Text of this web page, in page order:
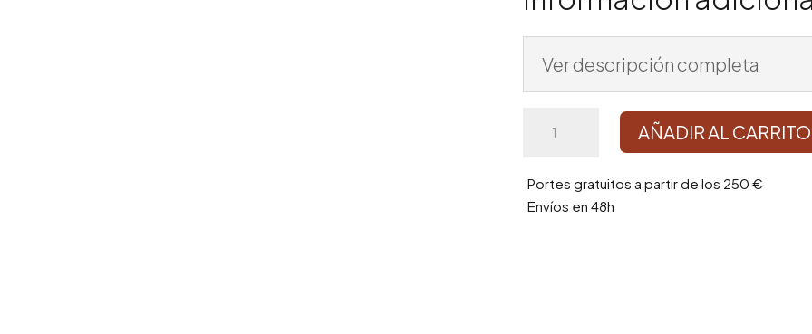
Ver descripción completa
AÑADIR AL CARRITO
Portes gratuitos a partir de los 250 €
Envíos en 48h